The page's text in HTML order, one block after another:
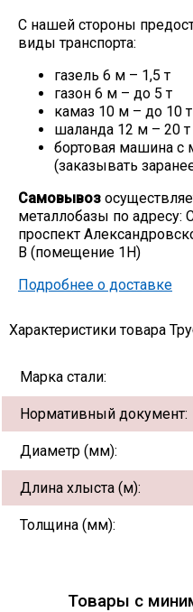
С нашей стороны
виды транспорта:
газель 6 м – 1,5 т
газон 6 м – до 5 т
камаз 10 м – до 10 т
шаланда 12 м – 20 т
бортовая машина с
(заказывать
Самовывоз
металлобазы по адресу:
проспект
В (помещение 1Н)
Подробнее о доставке
Характеристики товара
Марка стали:
Нормативный документ:
Диаметр (мм):
Длина хлыста (м):
Толщина (мм):
Товары с